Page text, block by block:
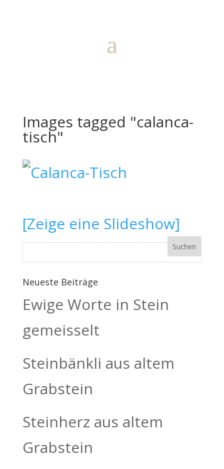
Images tagged "calanca-
tisch"
[Zeige eine Slideshow]
Neueste Beiträge
Ewige Worte in Stein
gemeisselt
Steinbänkli aus altem
Grabstein
Steinherz aus altem
Grabstein